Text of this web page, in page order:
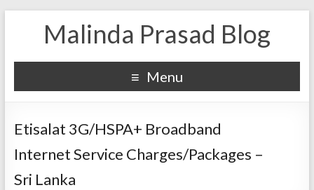
Malinda Prasad Blog
Menu
Etisalat 3G/HSPA+ Broadband
Internet Service Charges/Packages –
Sri Lanka